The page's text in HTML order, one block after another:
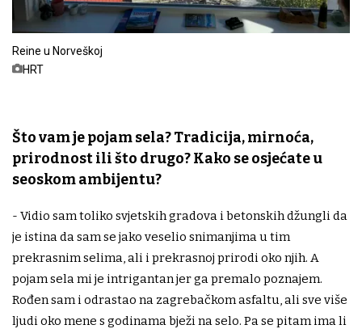
Reine u Norveškoj
HRT
Što vam je pojam sela? Tradicija, mirnoća,
prirodnost ili što drugo? Kako se osjećate u
seoskom ambijentu?
- Vidio sam toliko svjetskih gradova i betonskih džungli da
je istina da sam se jako veselio snimanjima u tim
prekrasnim selima, ali i prekrasnoj prirodi oko njih. A
pojam sela mi je intrigantan jer ga premalo poznajem.
Rođen sam i odrastao na zagrebačkom asfaltu, ali sve više
ljudi oko mene s godinama bježi na selo. Pa se pitam ima li